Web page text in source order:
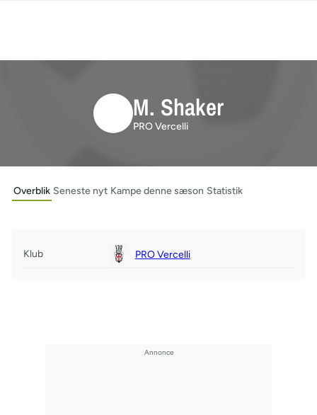
M. Shaker
PRO Vercelli
Overblik Seneste nyt Kampe denne sæson Statistik
Klub PRO Vercelli